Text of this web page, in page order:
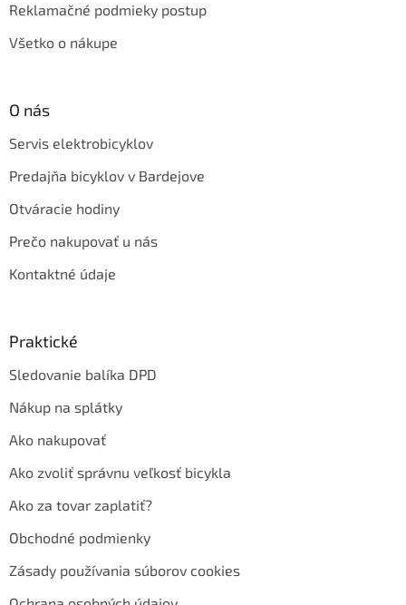
Reklamačné podmieky postup
Všetko o nákupe
O nás
Servis elektrobicyklov
Predajňa bicyklov v Bardejove
Otváracie hodiny
Prečo nakupovať u nás
Kontaktné údaje
Praktické
Sledovanie balíka DPD
Nákup na splátky
Ako nakupovať
Ako zvoliť správnu veľkosť bicykla
Ako za tovar zaplatiť?
Obchodné podmienky
Zásady používania súborov cookies